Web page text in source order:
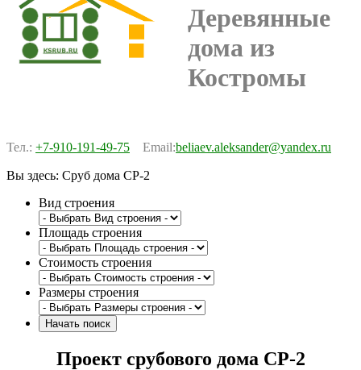
Деревянные
дома из
Костромы
Тел.: +7-910-191-49-75 Email:beliaev.aleksander@yandex.ru
Вы здесь: Сруб дома СР-2
Вид строения
Площадь строения
Стоимость строения
Размеры строения
Проект срубового дома СР-2